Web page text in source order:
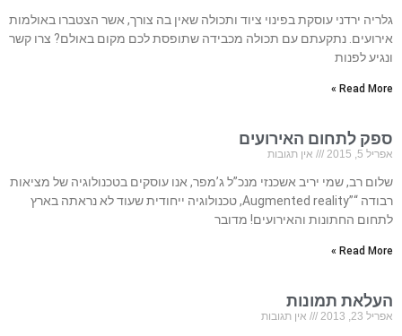
גלריה ירדני עוסקת בפינוי ציוד ותכולה שאין בה צורך, אשר הצטברו באולמות
אירועים. נתקעתם עם תכולה מכבידה שתופסת לכם מקום באולם? צרו קשר
ונגיע לפנות
Read More »
ספק לתחום האירועים
אפריל 5, 2015 אין תגובות
שלום רב, שמי יריב אשכנזי מנכ”ל ג’מפר, אנו עוסקים בטכנולוגיה של מציאות
רבודה “”Augmented reality, טכנולוגיה ייחודית שעוד לא נראתה בארץ
לתחום החתונות והאירועים! מדובר
Read More »
העלאת תמונות
אפריל 23, 2013 אין תגובות